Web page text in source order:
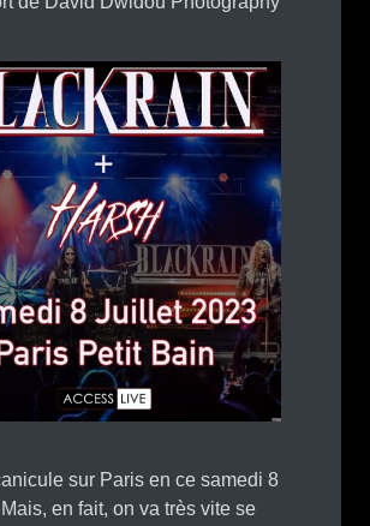
sur Paris en ce samedi 8
en fait, on va très vite se